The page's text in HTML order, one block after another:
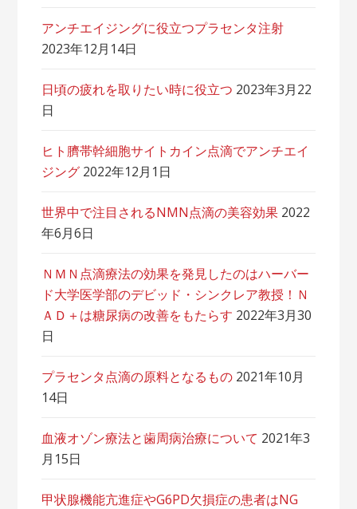
アンチエイジングに役立つプラセンタ注射
2023年12月14日
日頃の疲れを取りたい時に役立つ 2023年3月22
日
ヒト臍帯幹細胞サイトカイン点滴でアンチエイ
ジング 2022年12月1日
世界中で注目されるNMN点滴の美容効果 2022
年6月6日
ＮＭＮ点滴療法の効果を発見したのはハーバー
ド大学医学部のデビッド・シンクレア教授！Ｎ
ＡＤ＋は糖尿病の改善をもたらす 2022年3月30
日
プラセンタ点滴の原料となるもの 2021年10月
14日
血液オゾン療法と歯周病治療について 2021年3
月15日
甲状腺機能亢進症やG6PD欠損症の患者はNG